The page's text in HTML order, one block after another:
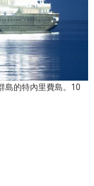
島的特內里費島。10